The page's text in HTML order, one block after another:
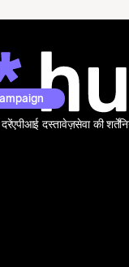
एपीआई दस्तावेज़सेवा की शर्तें